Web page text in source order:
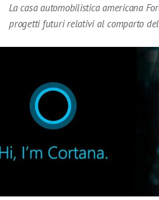
La casa automobilistica americana
progetti futuri relativi al comparto